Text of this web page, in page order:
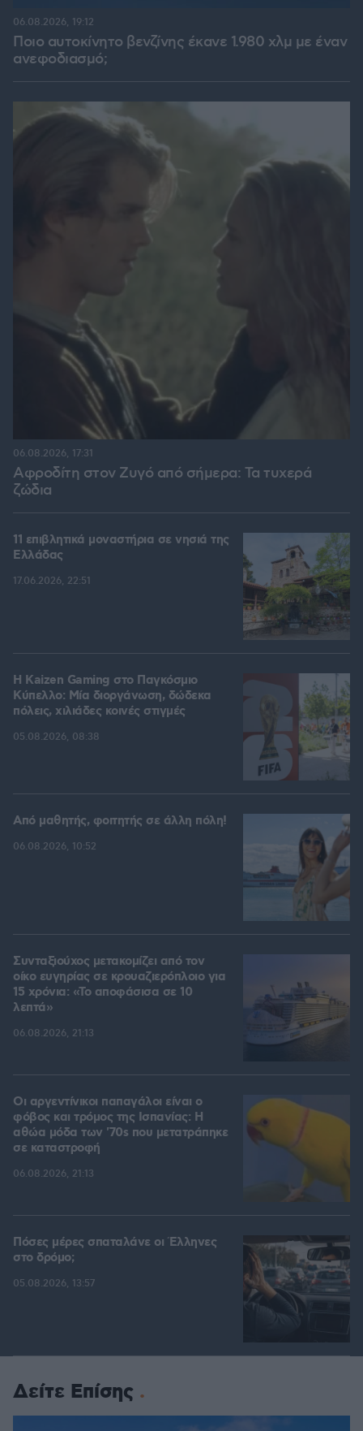
Ποιο αυτοκίνητο βενζίνης έκανε 1.980 χλμ με έναν
ανεφοδιασμό;
06.08.2026, 19:12
Αφροδίτη στον Ζυγό από σήμερα: Τα τυχερά
ζώδια
06.08.2026, 17:31
11 επιβλητικά μοναστήρια σε νησιά της
Ελλάδας
17.06.2026, 22:51
H Kaizen Gaming στο Παγκόσμιο
Kύπελλο: Μία διοργάνωση, δώδεκα
πόλεις, χιλιάδες κοινές στιγμές
05.08.2026, 08:38
Από μαθητής, φοιτητής σε άλλη πόλη!
06.08.2026, 10:52
Συνταξιούχος μετακομίζει από τον
οίκο ευγηρίας σε κρουαζιερόπλοιο για
15 χρόνια: «Το αποφάσισα σε 10
λεπτά»
06.08.2026, 21:13
Οι αργεντίνικοι παπαγάλοι είναι ο
φόβος και τρόμος της Ισπανίας: Η
αθώα μόδα των '70s που μετατράπηκε
σε καταστροφή
06.08.2026, 21:13
Πόσες μέρες σπαταλάνε οι Έλληνες
στο δρόμο;
05.08.2026, 13:57
Δείτε Επίσης